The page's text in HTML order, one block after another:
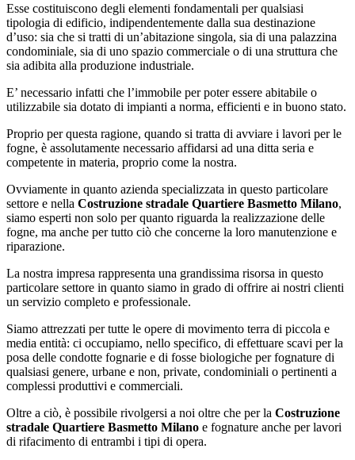
Esse costituiscono degli elementi fondamentali per qualsiasi
tipologia di edificio, indipendentemente dalla sua destinazione
d’uso: sia che si tratti di un’abitazione singola, sia di una palazzina
condominiale, sia di uno spazio commerciale o di una struttura che
sia adibita alla produzione industriale.
E’ necessario infatti che l’immobile per poter essere abitabile o
utilizzabile sia dotato di impianti a norma, efficienti e in buono stato.
Proprio per questa ragione, quando si tratta di avviare i lavori per le
fogne, è assolutamente necessario affidarsi ad una ditta seria e
competente in materia, proprio come la nostra.
Ovviamente in quanto azienda specializzata in questo particolare
settore e nella Costruzione stradale Quartiere Basmetto Milano,
siamo esperti non solo per quanto riguarda la realizzazione delle
fogne, ma anche per tutto ciò che concerne la loro manutenzione e
riparazione.
La nostra impresa rappresenta una grandissima risorsa in questo
particolare settore in quanto siamo in grado di offrire ai nostri clienti
un servizio completo e professionale.
Siamo attrezzati per tutte le opere di movimento terra di piccola e
media entità: ci occupiamo, nello specifico, di effettuare scavi per la
posa delle condotte fognarie e di fosse biologiche per fognature di
qualsiasi genere, urbane e non, private, condominiali o pertinenti a
complessi produttivi e commerciali.
Oltre a ciò, è possibile rivolgersi a noi oltre che per la Costruzione
stradale Quartiere Basmetto Milano e fognature anche per lavori
di rifacimento di entrambi i tipi di opera.